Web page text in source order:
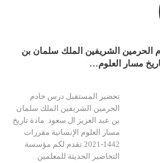
الشريفين الملك سلمان بن
مسار العلوم…
تحضير المستقبل درس خادم
الحرمين الشريفين الملك سلمان
بن عبد العزيز ال سعود مادة تاريخ
مسار العلوم الإنسانية مقررات
1442-2021 تقدم لكم مؤسسة
التحاضير الحديثة للمعلمين